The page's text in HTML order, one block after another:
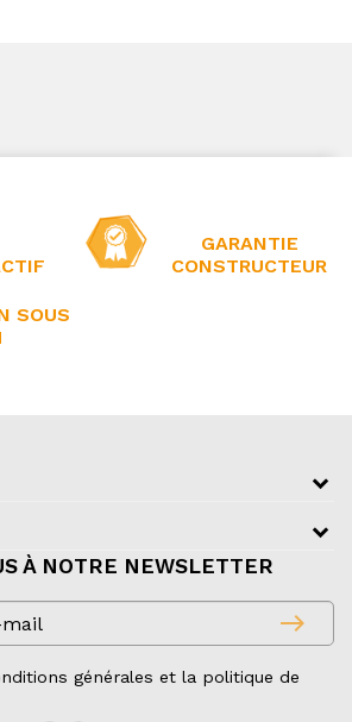
GARANTIE
CONSTRUCTEUR
SOUS
À NOTRE NEWSLETTER
east
générales et la politique de